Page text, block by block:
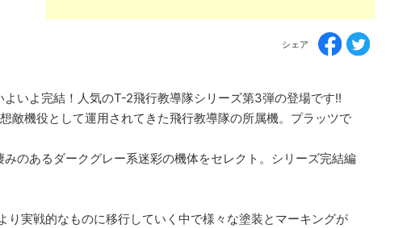
シェア
いよ完結！人気のT-2飛行教導隊シリーズ第3弾の登場です!!
敵機役として運用されてきた飛行教導隊の所属機。プラッツで
のあるダークグレー系迷彩の機体をセレクト。シリーズ完結編
実戦的なものに移行していく中で様々な塗装とマーキングが